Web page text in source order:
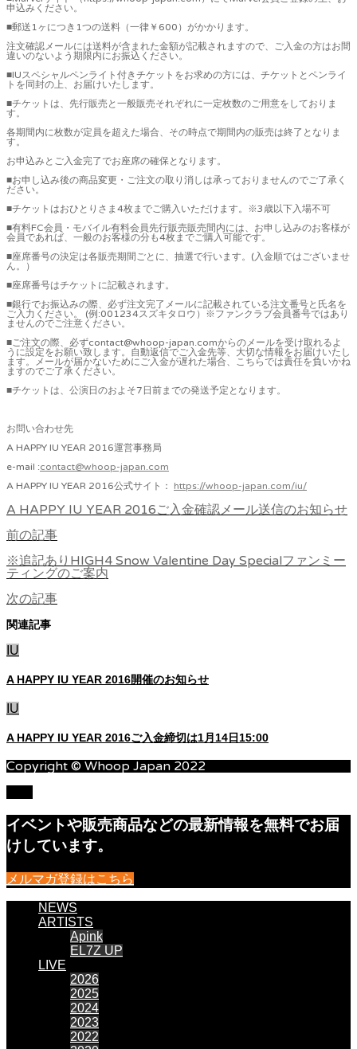
申込みください。
■郵送1ヶにつき1つの送料（一律￥600）がかかります。
注文確認メールには送料が含まれた金額が記載されますので、ご入金の方はお間
違いのないよう期限内にお振込ください。
■IUスペシャルペンライト付きチケットをお求めの方には、チケットとペンライ
トを同封の上、お届けいたします。
■チケットは、先行販売と一般販売それぞれに一定枚数のご用意をしておりま
す。
各期間内に枚数が定員を超えた場合、その時点で期間内の販売は終了となりま
す。
お申込みとご入金完了でお座席の確保となります。
■お申し込み後の商品変更・ご注文の取り消しは承っておりませんのでご了承く
ださい。
■チケットはおひとりさま4枚までご購入いただけます。※3歳以下入場不可
■有料FC会員・モバイル有料会員先行販売販売間内には、お申し込みのお客様が
会員であれば、一般のお客様の分も4枚までご購入可能です。
■座席番号の決定は各販売期間ごとに、抽選で行います。(入金順ではございませ
ん。）
■座席番号はチケットに記載されます。
■銀行でお振込みの際、必ず注文完了メールに記載されている注文番号と氏名を
ご入力ください。 (例:001234スズキタロウ）※ファンクラブ会員番号ではあり
ませんのでご注意ください。
■ご注文の際、必ずcontact@whoop-japan.comからのメールを受け取れるよ
うに設定をお願い致します。自動返信でご入金先等、大切な情報をお届けいたし
ます。メールが届かないためにご入金が遅れた場合、こちらでは責任を負いかね
ますのでご了承ください。
■チケットは、公演日のおよそ7日前までの発送予定となります。
お問い合わせ先
A HAPPY IU YEAR 2016運営事務局
e-mail :contact@whoop-japan.com
A HAPPY IU YEAR 2016公式サイト： https://whoop-japan.com/iu/
A HAPPY IU YEAR 2016ご入金確認メール送信のお知らせ
前の記事
※追記ありHIGH4 Snow Valentine Day Specialファンミー
ティングのご案内
次の記事
関連記事
IU
A HAPPY IU YEAR 2016開催のお知らせ
IU
A HAPPY IU YEAR 2016ご入金締切は1月14日15:00
Copyright © Whoop Japan 2022
イベントや販売商品などの最新情報を無料でお届
けしています。
メルマガ登録はこちら
NEWS
ARTISTS
Apink
EL7Z UP
LIVE
2026
2025
2024
2023
2022